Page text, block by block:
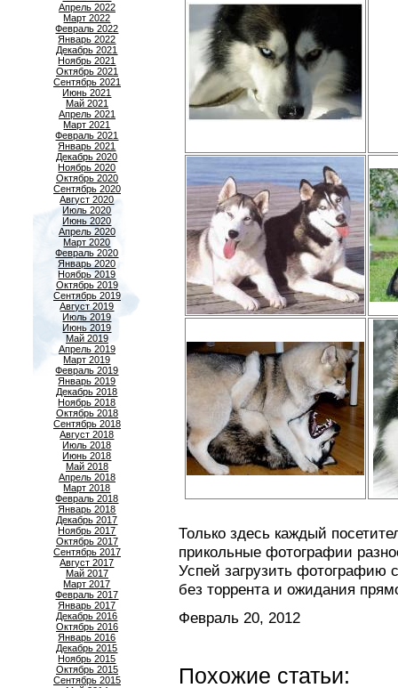
Апрель 2022
Март 2022
Февраль 2022
Январь 2022
Декабрь 2021
Ноябрь 2021
Октябрь 2021
Сентябрь 2021
Июнь 2021
Май 2021
Апрель 2021
Март 2021
Февраль 2021
Январь 2021
Декабрь 2020
Ноябрь 2020
Октябрь 2020
Сентябрь 2020
Август 2020
Июль 2020
Июнь 2020
Апрель 2020
Март 2020
Февраль 2020
Январь 2020
Ноябрь 2019
Октябрь 2019
Сентябрь 2019
Август 2019
Июль 2019
Июнь 2019
Май 2019
Апрель 2019
Март 2019
Февраль 2019
Январь 2019
Декабрь 2018
Ноябрь 2018
Октябрь 2018
Сентябрь 2018
Август 2018
Июль 2018
Июнь 2018
Май 2018
Апрель 2018
Март 2018
Февраль 2018
Январь 2018
Декабрь 2017
Ноябрь 2017
Октябрь 2017
Сентябрь 2017
Август 2017
Май 2017
Март 2017
Февраль 2017
Январь 2017
Декабрь 2016
Октябрь 2016
Январь 2016
Декабрь 2015
Ноябрь 2015
Октябрь 2015
Сентябрь 2015
Только здесь каждый
прикольные фотографии
Успей загрузить фотографию
без торрента и ожидания
Февраль 20, 2012
Похожие статьи: